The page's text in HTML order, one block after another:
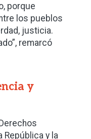
porque
los pueblos
justicia.
remarcó
y
República y la